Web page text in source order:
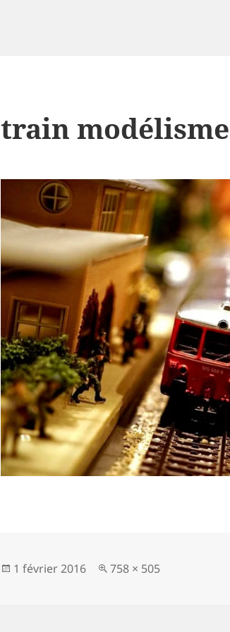
train modélisme
Publié
1 février 2016
Taille
758 × 505